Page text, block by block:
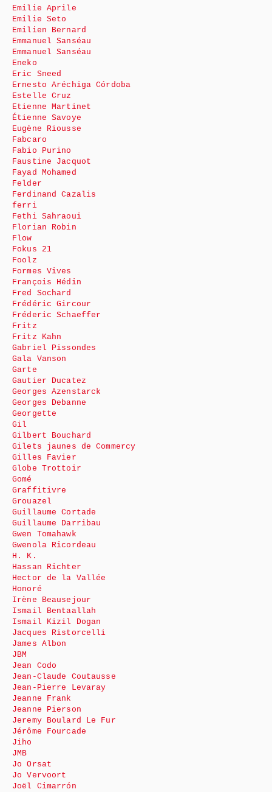
Emilie Aprile
Emilie Seto
Emilien Bernard
Emmanuel Sanséau
Emmanuel Sanséau
Eneko
Eric Sneed
Ernesto Aréchiga Córdoba
Estelle Cruz
Etienne Martinet
Étienne Savoye
Eugène Riousse
Fabcaro
Fabio Purino
Faustine Jacquot
Fayad Mohamed
Felder
Ferdinand Cazalis
ferri
Fethi Sahraoui
Florian Robin
Flow
Fokus 21
Foolz
Formes Vives
François Hédin
Fred Sochard
Frédéric Gircour
Fréderic Schaeffer
Fritz
Fritz Kahn
Gabriel Pissondes
Gala Vanson
Garte
Gautier Ducatez
Georges Azenstarck
Georges Debanne
Georgette
Gil
Gilbert Bouchard
Gilets jaunes de Commercy
Gilles Favier
Globe Trottoir
Gomé
Graffitivre
Grouazel
Guillaume Cortade
Guillaume Darribau
Gwen Tomahawk
Gwenola Ricordeau
H. K.
Hassan Richter
Hector de la Vallée
Honoré
Irène Beausejour
Ismail Bentaallah
Ismail Kizil Dogan
Jacques Ristorcelli
James Albon
JBM
Jean Codo
Jean-Claude Coutausse
Jean-Pierre Levaray
Jeanne Frank
Jeanne Pierson
Jeremy Boulard Le Fur
Jérôme Fourcade
Jiho
JMB
Jo Orsat
Jo Vervoort
Joël Cimarrón